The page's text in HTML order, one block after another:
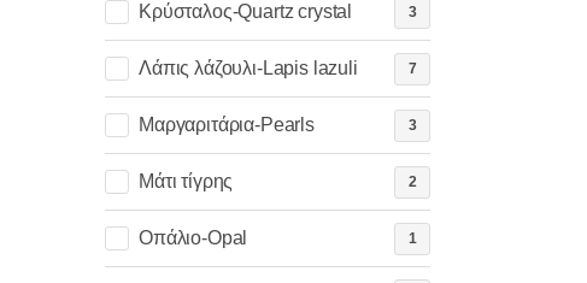
Κρύσταλος-Quartz crystal 3
Λάπις λάζουλι-Lapis lazuli 7
Μαργαριτάρια-Pearls 3
Μάτι τίγρης 2
Οπάλιο-Opal 1